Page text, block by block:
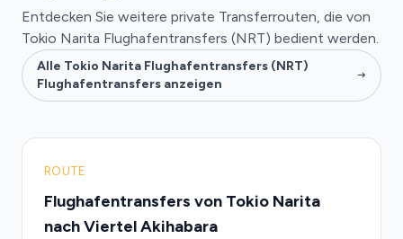
Entdecken Sie weitere private Transferrouten, die von
Tokio Narita Flughafentransfers (NRT) bedient werden.
Alle Tokio Narita Flughafentransfers (NRT)
Flughafentransfers anzeigen
ROUTE
Flughafentransfers von Tokio Narita
nach Viertel Akihabara